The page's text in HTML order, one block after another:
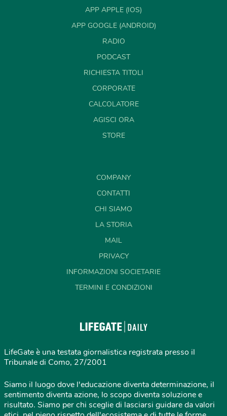
APP APPLE (IOS)
APP GOOGLE (ANDROID)
RADIO
PODCAST
RICHIESTA TITOLI
CORPORATE
CALCOLATORE
AGISCI ORA
STORE
COMPANY
CONTATTI
CHI SIAMO
LA STORIA
MAIL
PRIVACY
INFORMAZIONI SOCIETARIE
TERMINI E CONDIZIONI
LifeGate è una testata giornalistica registrata presso il
Tribunale di Como, 27/2001
Siamo il luogo dove l'educazione diventa determinazione, il
sentimento diventa azione, lo scopo diventa soluzione e
risultato. Siamo per chi sceglie di lasciarsi guidare da valori